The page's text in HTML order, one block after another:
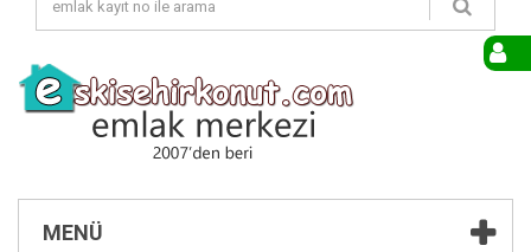
MENÜ